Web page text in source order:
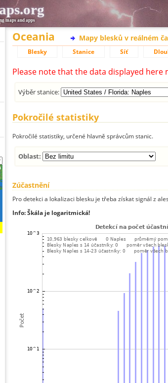
maps and apps
Oceania Mapy blesků v reálném
Blesky Stanice Síť
Please note that the data displayed
Výběr stanice:
Pokročilé statistiky
Pokročilé statistiky, určené hlavně správcům stanic.
Oblast:
Zúčastnění
Pro detekci a lokalizaci blesku je třeba získat signál z
Info: Škála je logaritmická!